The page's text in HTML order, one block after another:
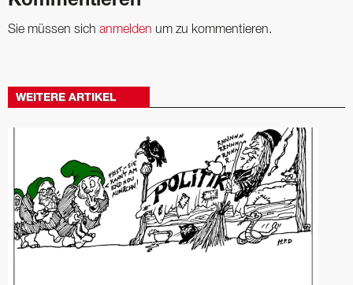
Sie müssen sich anmelden um zu kommentieren.
WEITERE ARTIKEL